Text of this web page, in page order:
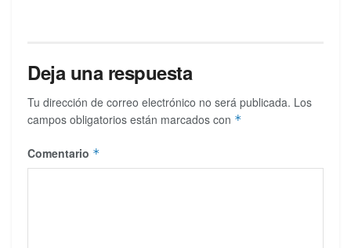
Deja una respuesta
Tu dirección de correo electrónico no será publicada. Los
campos obligatorios están marcados con *
Comentario *